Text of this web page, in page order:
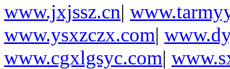
www.jxjssz.cn|
www.ysxzczx.com|
www.cgxlgsyc.com|